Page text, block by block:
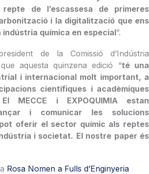
de l’escassesa de primeres
i la digitalització que ens
química en especial”.
de la Comissió d’Indústria
aquesta quinzena edició “té una
i internacional molt important, a
científiques i acadèmiques
El MECCE i EXPOQUIMIA estan
i comunicar les solucions
oferir el sector químic als reptes
i societat. El nostre paper és
Rosa Nomen a Fulls d’Enginyeria